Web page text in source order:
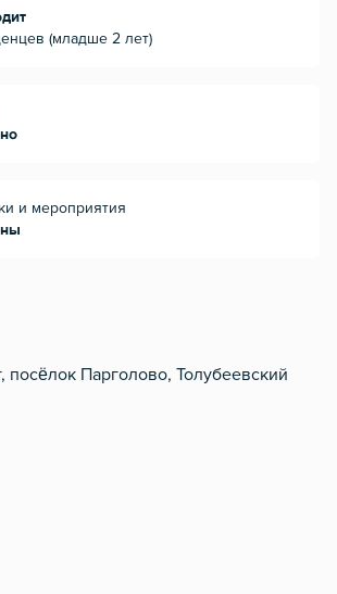
(младше 2 лет)
и мероприятия
посёлок Парголово, Толубеевский